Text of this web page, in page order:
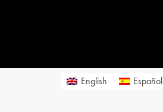
English Español